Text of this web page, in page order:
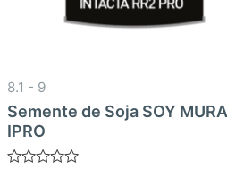
8.1 - 9
Semente de Soja SOY
IPRO